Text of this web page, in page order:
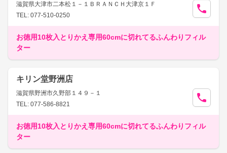
滋賀県大津市二本松１－１ＢＲＡＮＣＨ大津京１Ｆ
TEL: 077-510-0250
お徳用10枚入とりかえ専用60cmに切れてるふんわりフィル
ター
キリン堂野洲店
滋賀県野洲市久野部１４９－１
TEL: 077-586-8821
お徳用10枚入とりかえ専用60cmに切れてるふんわりフィル
ター